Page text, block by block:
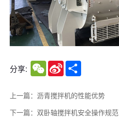
分享: WeChatSina
Weibo
上一篇：沥青搅拌机的性能优势
下一篇：双卧轴搅拌机安全操作规范